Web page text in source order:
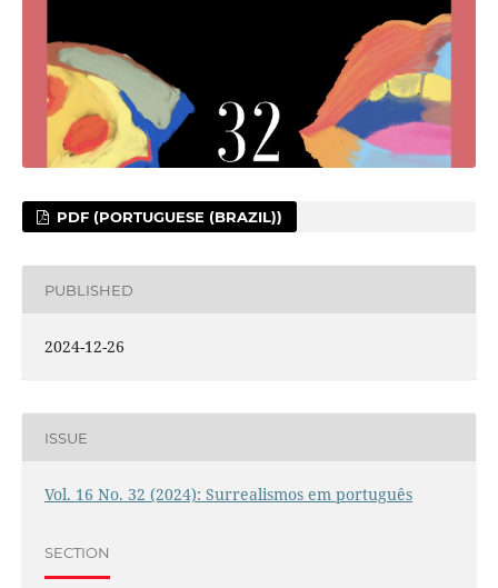
PDF (PORTUGUESE (BRAZIL))
PUBLISHED
2024-12-26
ISSUE
Vol. 16 No. 32 (2024): Surrealismos em português
SECTION